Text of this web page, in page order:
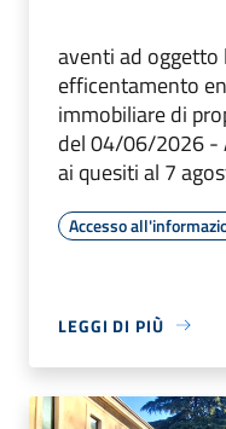
aventi ad oggetto
efficentamento
immobiliare di
del 04/06/2026 -
ai quesiti al 7
Accesso
LEGGI DI PIÙ